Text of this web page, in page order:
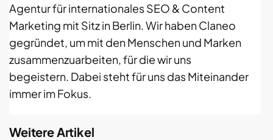
Agentur für internationales SEO & Content
Marketing mit Sitz in Berlin. Wir haben Claneo
gegründet, um mit den Menschen und Marken
zusammenzuarbeiten, für die wir uns
begeistern. Dabei steht für uns das Miteinander
immer im Fokus.
Weitere Artikel